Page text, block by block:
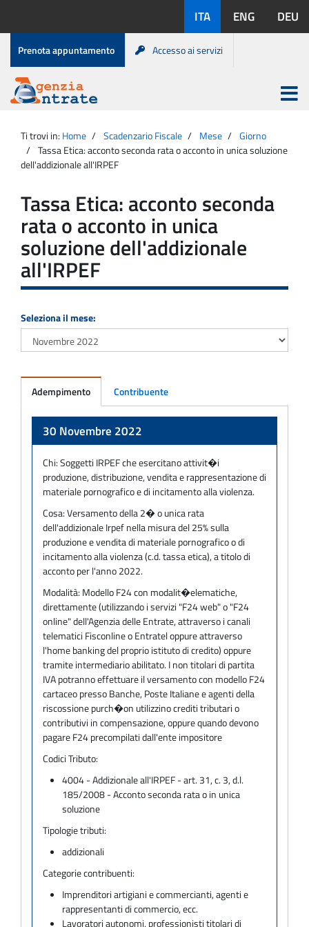
contenuto
disponibili:
ITA ENG DEU
Menu
di
servizio
Prenota appuntamento Accesso ai servizi
Agenzia
Entrate
Apri
menu
principale
Ti trovi in: Home Scadenzario Fiscale Mese
Giorno
Tassa Etica: acconto seconda rata o acconto in unica soluzione
dell'addizionale all'IRPEF
Tassa Etica: acconto seconda
rata o acconto in unica
soluzione dell'addizionale
all'IRPEF
Seleziona il mese:
Adempimento Contribuente
30 Novembre 2022
Chi:Soggetti IRPEF che esercitano attivit�i
produzione, distribuzione, vendita e rappresentazione di
materiale pornografico e di incitamento alla violenza.
Cosa:Versamento della 2� o unica rata
dell'addizionale Irpef nella misura del 25% sulla
produzione e vendita di materiale pornografico o di
incitamento alla violenza (c.d. tassa etica), a titolo di
acconto per l'anno 2022.
Modalità: Modello F24 con modalit�elematiche,
direttamente (utilizzando i servizi "F24 web" o "F24
online" dell'Agenzia delle Entrate, attraverso i canali
telematici Fisconline o Entratel oppure attraverso
l'home banking del proprio istituto di credito) oppure
tramite intermediario abilitato. I non titolari di partita
IVA potranno effettuare il versamento con modello F24
cartaceo presso Banche, Poste Italiane e agenti della
riscossione purch�on utilizzino crediti tributari o
contributivi in compensazione, oppure quando devono
pagare F24 precompilati dall'ente impositore
Codici Tributo:
4004 - Addizionale all'IRPEF - art. 31, c. 3, d.l.
185/2008 - Acconto seconda rata o in unica
soluzione
Tipologie tributi:
addizionali
Categorie contribuenti:
Imprenditori artigiani e commercianti, agenti e
rappresentanti di commercio, ecc.
Lavoratori autonomi, professionisti titolari di